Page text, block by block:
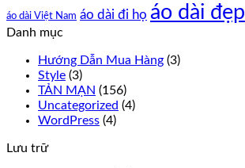
áo dài Việt Nam áo dài đi họ áo dài đẹp
Danh mục
Hướng Dẫn Mua Hàng (3)
Style (3)
TẢN MẠN (156)
Uncategorized (4)
WordPress (4)
Lưu trữ